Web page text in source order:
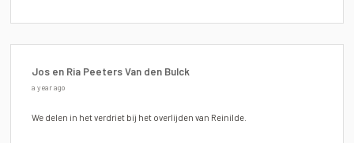
Jos en Ria Peeters Van den Bulck
a year ago
We delen in het verdriet bij het overlijden van Reinilde.